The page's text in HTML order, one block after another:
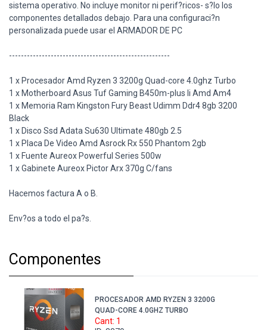
sistema operativo. No incluye monitor ni perif?ricos- s?lo los
componentes detallados debajo. Para una configuraci?n
personalizada puede usar el ARMADOR DE PC
------------------------------------------------------
1 x Procesador Amd Ryzen 3 3200g Quad-core 4.0ghz Turbo
1 x Motherboard Asus Tuf Gaming B450m-plus Ii Amd Am4
1 x Memoria Ram Kingston Fury Beast Udimm Ddr4 8gb 3200
Black
1 x Disco Ssd Adata Su630 Ultimate 480gb 2.5
1 x Placa De Video Amd Asrock Rx 550 Phantom 2gb
1 x Fuente Aureox Powerful Series 500w
1 x Gabinete Aureox Pictor Arx 370g C/fans
Hacemos factura A o B.
Env?os a todo el pa?s.
Componentes
PROCESADOR AMD RYZEN 3 3200G
QUAD-CORE 4.0GHZ TURBO
Cant: 1